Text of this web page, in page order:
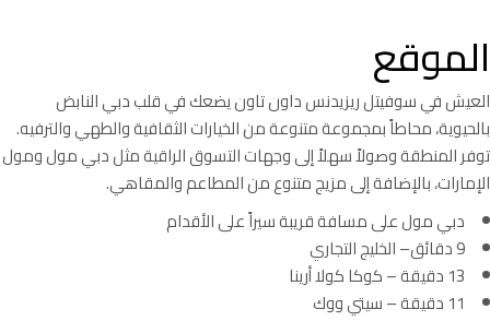
الموقع
العيش في سوفيتل ريزيدنس داون تاون يضعك في قلب دبي النابض
بالحيوية، محاطاً بمجموعة متنوعة من الخيارات الثقافية والطهي والترفيه.
توفر المنطقة وصولاً سهلاً إلى وجهات التسوق الراقية مثل دبي مول ومول
الإمارات، بالإضافة إلى مزيج متنوع من المطاعم والمقاهي.
دبي مول على مسافة قريبة سيراً على الأقدام
9 دقائق– الخليج التجاري
13 دقيقة – كوكا كولا أرينا
11 دقيقة – سيتي ووك